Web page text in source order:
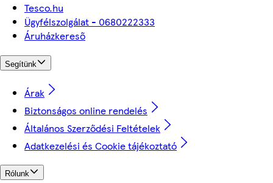
Tesco.hu
Ügyfélszolgálat - 0680222333
Áruházkereső
Segítünk
Árak
Biztonságos online rendelés
Általános Szerződési Feltételek
Adatkezelési és Cookie tájékoztató
Rólunk